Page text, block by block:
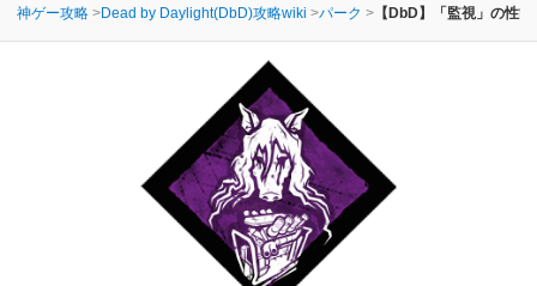
神ゲー攻略 Dead by Daylight(DbD)攻略wiki パーク 【DbD】「監視」の性